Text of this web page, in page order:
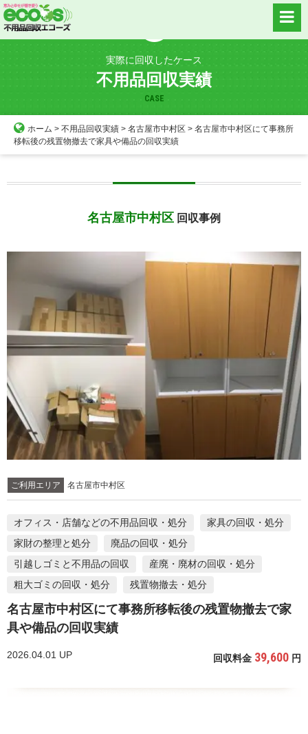
Skip
to
実際に回収したケース
不用品回収実績
CASE
ホーム > 不用品回収実績 > 名古屋市中村区 > 名古屋市中村区にて事務所
移転後の残置物撤去で家具や備品の回収実績
名古屋市中村区 回収事例
ご利用エリア 名古屋市中村区
オフィス・店舗などの不用品回収・処分
家具の回収・処分
家財の整理と処分
廃品の回収・処分
引越しゴミと不用品の回収
産廃・廃材の回収・処分
粗大ゴミの回収・処分
残置物撤去・処分
名古屋市中村区にて事務所移転後の残置物撤去で家
具や備品の回収実績
2026.04.01 UP 回収料金 39,600 円